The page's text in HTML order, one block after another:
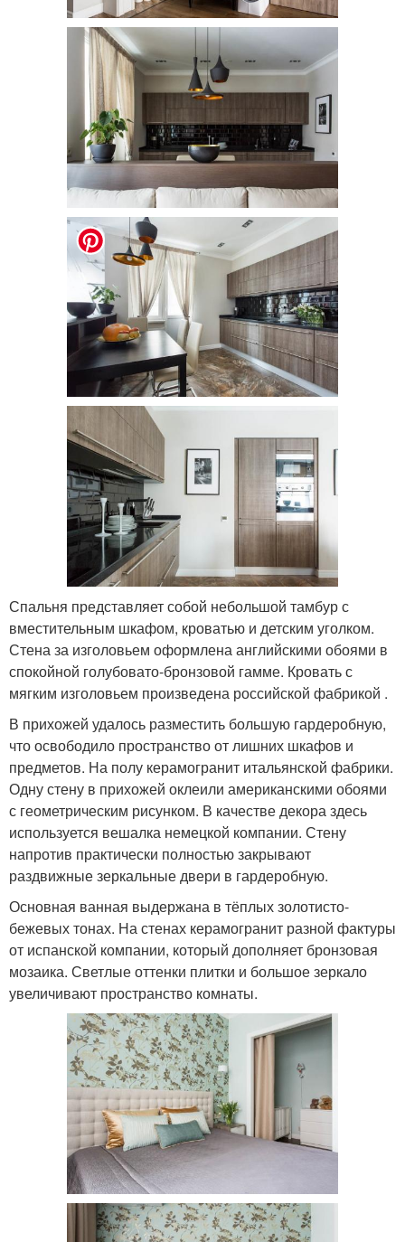
Спальня представляет собой небольшой тамбур с
вместительным шкафом, кроватью и детским уголком.
Стена за изголовьем оформлена английскими обоями в
спокойной голубовато-бронзовой гамме. Кровать с
мягким изголовьем произведена российской фабрикой .
В прихожей удалось разместить большую гардеробную,
что освободило пространство от лишних шкафов и
предметов. На полу керамогранит итальянской фабрики.
Одну стену в прихожей оклеили американскими обоями
с геометрическим рисунком. В качестве декора здесь
используется вешалка немецкой компании. Стену
напротив практически полностью закрывают
раздвижные зеркальные двери в гардеробную.
Основная ванная выдержана в тёплых золотисто-
бежевых тонах. На стенах керамогранит разной фактуры
от испанской компании, который дополняет бронзовая
мозаика. Светлые оттенки плитки и большое зеркало
увеличивают пространство комнаты.